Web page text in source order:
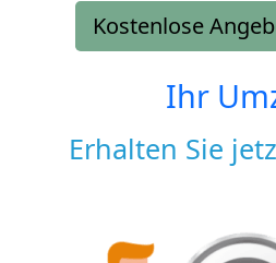
Kostenlose
Ihr
Erhalten Sie